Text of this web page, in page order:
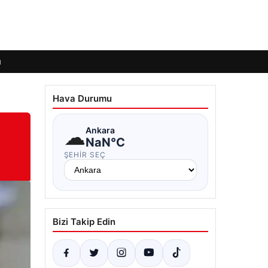
Hava Durumu
☁Ankara
NaN°C
ŞEHIR SEÇ
Bizi Takip Edin